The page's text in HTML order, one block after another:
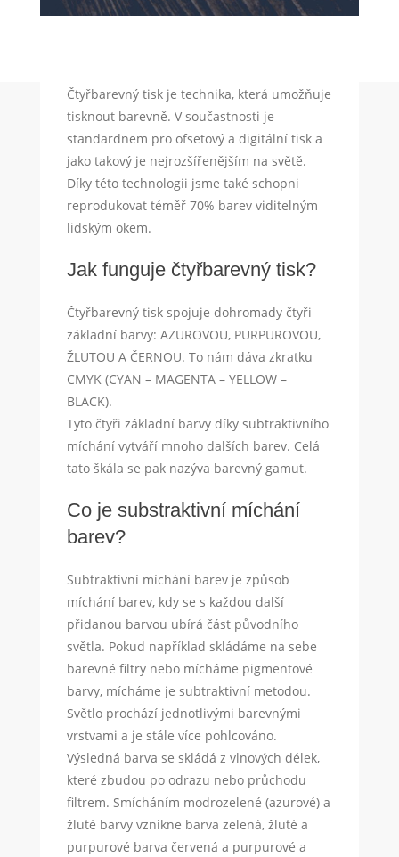
Čtyřbarevný tisk je technika, která umožňuje
tisknout barevně. V součastnosti je
standardnem pro ofsetový a digitální tisk a
jako takový je nejrozšířenějším na světě.
Díky této technologii jsme také schopni
reprodukovat téměř 70% barev viditelným
lidským okem.
Jak funguje čtyřbarevný tisk?
Čtyřbarevný tisk spojuje dohromady čtyři
základní barvy: AZUROVOU, PURPUROVOU,
ŽLUTOU A ČERNOU. To nám dáva zkratku
CMYK (CYAN – MAGENTA – YELLOW –
BLACK).
Tyto čtyři základní barvy díky subtraktivního
míchání vytváří mnoho dalších barev. Celá
tato škála se pak nazýva barevný gamut.
Co je substraktivní míchání
barev?
Subtraktivní míchání barev je způsob
míchání barev, kdy se s každou další
přidanou barvou ubírá část původního
světla. Pokud například skládáme na sebe
barevné filtry nebo mícháme pigmentové
barvy, mícháme je subtraktivní metodou.
Světlo prochází jednotlivými barevnými
vrstvami a je stále více pohlcováno.
Výsledná barva se skládá z vlnových délek,
které zbudou po odrazu nebo průchodu
filtrem. Smícháním modrozelené (azurové) a
žluté barvy vznikne barva zelená, žluté a
purpurové barva červená a purpurové a